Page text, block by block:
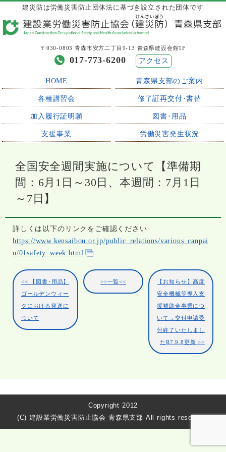
建災防は労働災害防止団体法に基づき設立された団体です
〒030-0803 青森市安方二丁目9-13 青森県建設会館1F
017-773-6200 アクセス
HOME 青森県支部のご案内
各種講習会 修了証再交付･書替
加入履行証明願 図書･用品
支援事業 労働災害発生状況
全国安全週間実施について【準備期
間：6月1日～30日、本週間：7月1日
～7日】
詳しくは以下のリンクをご確認ください
https://www.kensaibou.or.jp/public_relations/various_canpai
n/01safety_week.html
【図書･用品】
ゴールデンウィー
クにおける発送に
ついて
一覧
【お知らせ】高度
安全機械等導入支
援補助金事業につ
いて→交付申請受
付終了いたしまし
たR7.9.8更新
Copyright 2012
(C) 建設業労働災害防止協会 青森県支部 All rights reserved.